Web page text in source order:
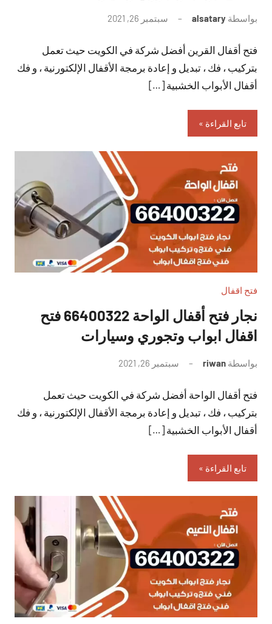
بواسطة alsatary سبتمبر 26, 2021
تعليقات
فتح أقفال القرين أفضل شركة في الكويت حيث تعمل
بتركيب ، فك ، تبديل و إعادة برمجة الأقفال الإلكتورنية ، و فك
أقفال الأبواب الخشبية […]
تابع القراءة
فتح اقفال
نجار فتح أقفال الواحة 66400322 فتح
اقفال ابواب وتجوري وسيارات
بواسطة riwan سبتمبر 26, 2021
تعليقات
فتح أقفال الواحة أفضل شركة في الكويت حيث تعمل
بتركيب ، فك ، تبديل و إعادة برمجة الأقفال الإلكتورنية ، و فك
أقفال الأبواب الخشبية […]
تابع القراءة